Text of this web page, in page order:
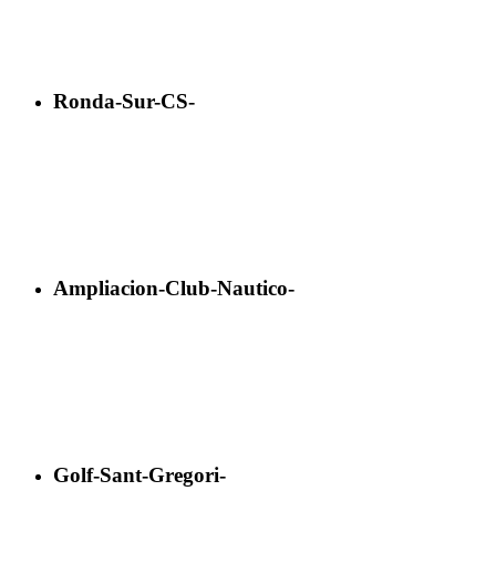
Ronda-Sur-CS-
Ampliacion-Club-Nautico-
Golf-Sant-Gregori-